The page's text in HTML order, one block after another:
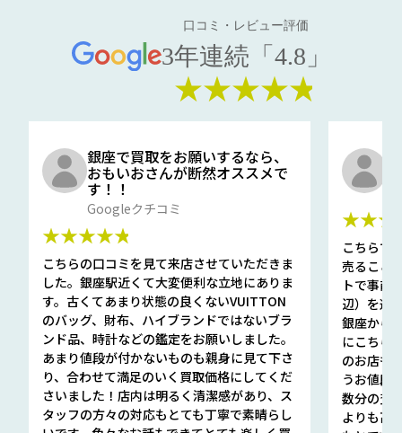
口コミ・レビュー評価
3年連続「4.8」
★★★★★
銀座で買取をお願いするなら、
おもいおさんが断然オススメで
す！！
Googleクチコミ
★★★★★
こちらの口コミを見て来店させていただきま
した。銀座駅近くて大変便利な立地にありま
す。古くてあまり状態の良くないVUITTON
のバッグ、財布、ハイブランドではないブラ
ンド品、時計などの鑑定をお願いしました。
あまり値段が付かないものも親身に見て下さ
り、合わせて満足のいく買取価格にしてくだ
さいました！店内は明るく清潔感があり、ス
タッフの方々の対応もとても丁寧で素晴らし
こちらで
売ること
トで事前
辺）を選
銀座から
にこちら
のお店も
うお値段
数分の査
よりも高